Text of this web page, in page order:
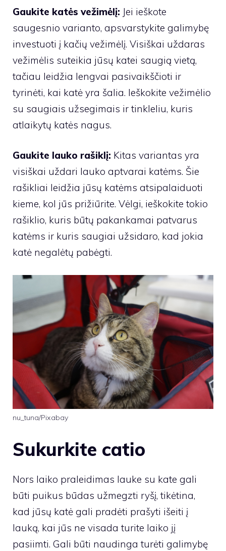
Gaukite katės vežimėlį: Jei ieškote
saugesnio varianto, apsvarstykite galimybę
investuoti į kačių vežimėlį. Visiškai uždaras
vežimėlis suteikia jūsų katei saugią vietą,
tačiau leidžia lengvai pasivaikščioti ir
tyrinėti, kai katė yra šalia. Ieškokite vežimėlio
su saugiais užsegimais ir tinkleliu, kuris
atlaikytų katės nagus.
Gaukite lauko rašiklį: Kitas variantas yra
visiškai uždari lauko aptvarai katėms. Šie
rašikliai leidžia jūsų katėms atsipalaiduoti
kieme, kol jūs prižiūrite. Vėlgi, ieškokite tokio
rašiklio, kuris būtų pakankamai patvarus
katėms ir kuris saugiai užsidaro, kad jokia
katė negalėtų pabėgti.
nu_tuna/Pixabay
Sukurkite catio
Nors laiko praleidimas lauke su kate gali
būti puikus būdas užmegzti ryšį, tikėtina,
kad jūsų katė gali pradėti prašyti išeiti į
lauką, kai jūs ne visada turite laiko jį
pasiimti. Gali būti naudinga turėti galimybę